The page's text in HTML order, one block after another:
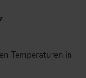
Temperaturen in